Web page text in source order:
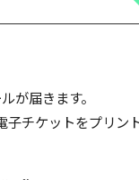
が届きます。
子チケットをプリン